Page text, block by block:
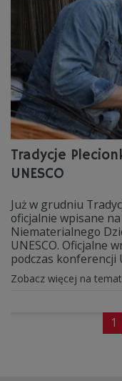
Tradycje
UNESCO
Już w grudniu
oficjalnie wpisane
Niematerialnego
UNESCO. Oficjalne
podczas konferencji
Zobacz więcej na
1